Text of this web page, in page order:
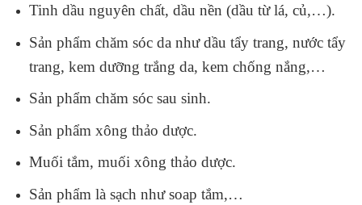
Tinh dầu nguyên chất, dầu nền (dầu từ lá, củ,…).
Sản phẩm chăm sóc da như dầu tẩy trang, nước tẩy
trang, kem dưỡng trắng da, kem chống nắng,…
Sản phẩm chăm sóc sau sinh.
Sản phẩm xông thảo dược.
Muối tắm, muối xông thảo dược.
Sản phẩm là sạch như soap tắm,…